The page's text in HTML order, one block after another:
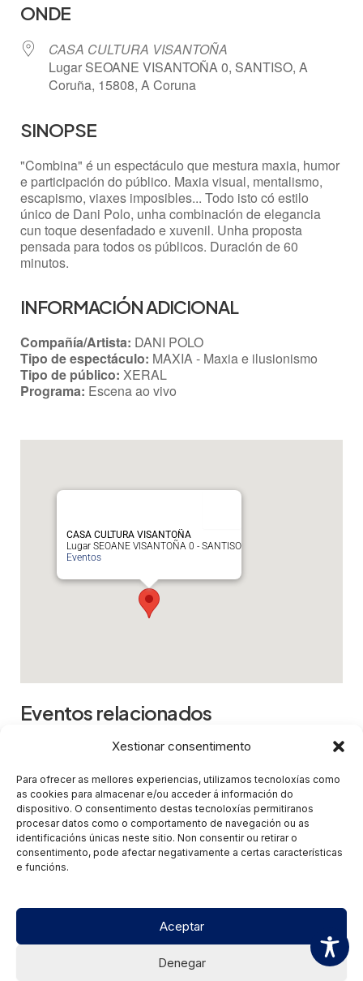
Xestionar consentimento
Para ofrecer as mellores experiencias, utilizamos tecnoloxías como
as cookies para almacenar e/ou acceder á información do
dispositivo. O consentimento destas tecnoloxías permitiranos
procesar datos como o comportamento de navegación ou as
identificacións únicas neste sitio. Non consentir ou retirar o
consentimento, pode afectar negativamente a certas características
e funcións.
Aceptar
Denegar
ONDE
CASA CULTURA VISANTOÑA
Lugar SEOANE VISANTOÑA 0, SANTISO, A
Coruña, 15808, A Coruna
SINOPSE
"Combina" é un espectáculo que mestura maxia, humor
e participación do público. Maxia visual, mentalismo,
escapismo, viaxes imposibles... Todo isto có estilo
único de Dani Polo, unha combinación de elegancia
cun toque desenfadado e xuvenil. Unha proposta
pensada para todos os públicos. Duración de 60
minutos.
INFORMACIÓN ADICIONAL
Compañía/Artista: DANI POLO
Tipo de espectáculo: MAXIA - Maxia e ilusionismo
Tipo de público: XERAL
Programa: Escena ao vivo
CASA CULTURA VISANTOÑA
Lugar SEOANE VISANTOÑA 0 - SANTISO
Eventos
Eventos relacionados
Combina - Dani Polo- 10 de Outubro de 2026
Combina - Dani Polo- 17 de Outubro de 2026
- 20:00
Combina - Dani Polo- 18 de Outubro de 2026
- 18:00
Combina - Dani Polo- 2 de Xaneiro de 2027 -
17:30